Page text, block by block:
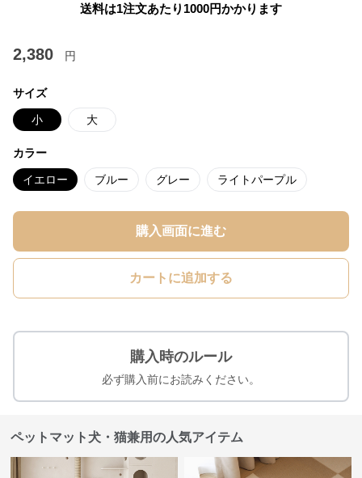
送料は1注文あたり 1000円かかります
2,380 円
サイズ
小 大
カラー
イエロー ブルー グレー ライトパープル
購入画面に進む
カートに追加する
購入時のルール
必ず購入前にお読みください。
ペットマット犬・猫兼用の人気アイテム